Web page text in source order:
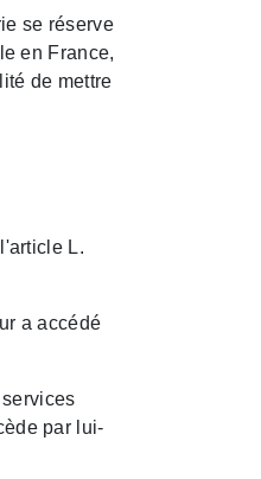
se réserve
en France,
de mettre
L.
a accédé
par lui-